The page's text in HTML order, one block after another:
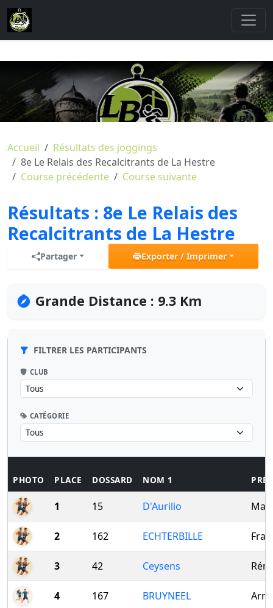
Accueil
Résultats des joggings
8e Le Relais des Recalcitrants de La Hestre
Course précédente
Course suivante
Résultats : 8e Le Relais des
Recalcitrants de La Hestre
Partager Exporter / Imprimer
Grande Distance : 9.3 Km
FILTRER LES PARTICIPANTS
CLUB
CATÉGORIE
PHOTO PLACE DOSSARD NOM 1
1 15 D'Aurilio
2 162 ECHTERBILLE
3 42 Ceysens
4 167 BRUYNEEL